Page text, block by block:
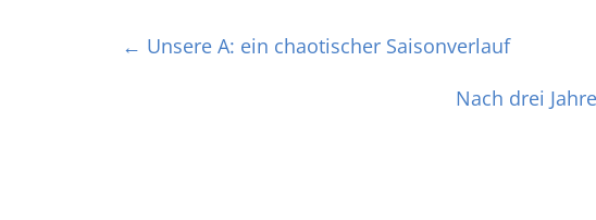
← Unsere A: ein chaotischer Saisonverlauf
Nach drei